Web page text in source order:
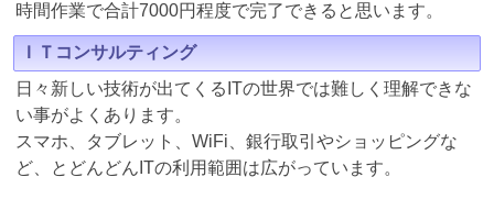
時間作業で合計7000円程度で完了できると思います。
ＩＴコンサルティング
日々新しい技術が出てくるITの世界では難しく理解できな
い事がよくあります。
スマホ、タブレット、WiFi、銀行取引やショッピングな
ど、とどんどんITの利用範囲は広がっています。